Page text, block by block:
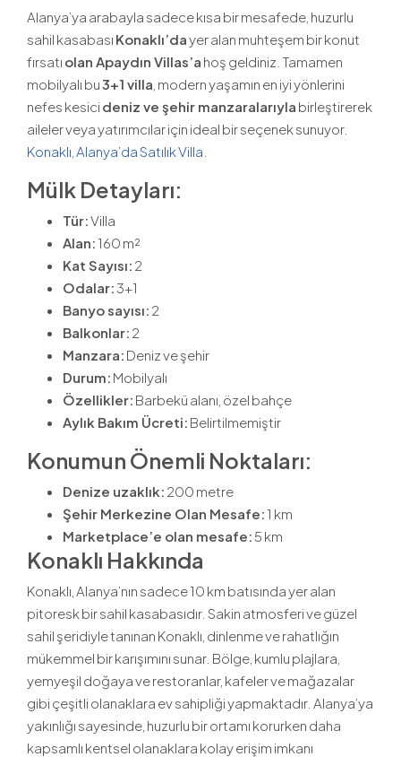
Alanya’ya arabayla sadece kısa bir mesafede, huzurlu
sahil kasabası Konaklı’dayer alan muhteşem bir konut
fırsatı olan Apaydın Villas’a hoş geldiniz. Tamamen
mobilyalı bu3+1 villa , modern yaşamın en iyi yönlerini
nefes kesici deniz ve şehir manzaralarıyla birleştirerek
aileler veya yatırımcılar için ideal bir seçenek sunuyor.
Konaklı, Alanya’da Satılık Villa
Mülk Detayları:
Tür:Villa
Alan: 160 m²
Kat Sayısı: 2
Odalar:3+1
Banyo sayısı: 2
Balkonlar: 2
Manzara: Deniz ve şehir
Durum: Mobilyalı
Özellikler: Barbekü alanı, özel bahçe
Aylık Bakım Ücreti: Belirtilmemiştir
Konumun Önemli Noktaları:
Denize uzaklık: 200 metre
Şehir Merkezine Olan Mesafe: 1 km
Marketplace’e olan mesafe:5 km
Konaklı Hakkında
Konaklı, Alanya’nın sadece 10 km batısında yer alan
pitoresk bir sahil kasabasıdır. Sakin atmosferi ve güzel
sahil şeridiyle tanınan Konaklı, dinlenme ve rahatlığın
mükemmel bir karışımını sunar. Bölge, kumlu plajlara,
yemyeşil doğaya ve restoranlar, kafeler ve mağazalar
gibi çeşitli olanaklara ev sahipliği yapmaktadır. Alanya’ya
yakınlığı sayesinde, huzurlu bir ortamı korurken daha
kapsamlı kentsel olanaklara kolay erişim imkanı